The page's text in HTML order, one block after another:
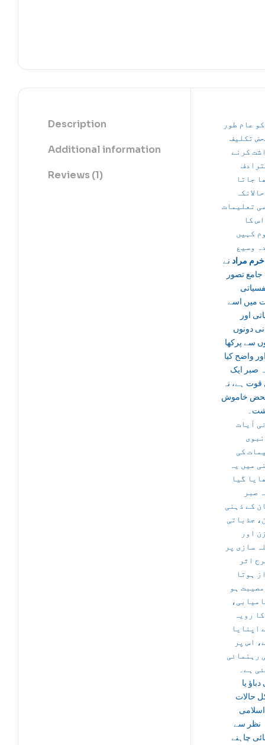
Description
Additional information
Reviews (1)
عام طور
تکلیف
کرنے
جاتا
تعلیمات
کا
کہیں
وسیع
خرم مراد نے
تصور
میں اسے
اور
دونوں
سے پرکھا
واضح کیا
صبر ایک
قوت ہے، نہ
خاموش
آیات
کی
میں یہ
گیا
صبر
کے ذہنی
جذباتی
اور
سازی پر
اثر
ہوتا
ہو
رویہ
اپنایا
اس پر
رہنمائی
ہے۔
یا
حالات
نظر سے
چاہنے